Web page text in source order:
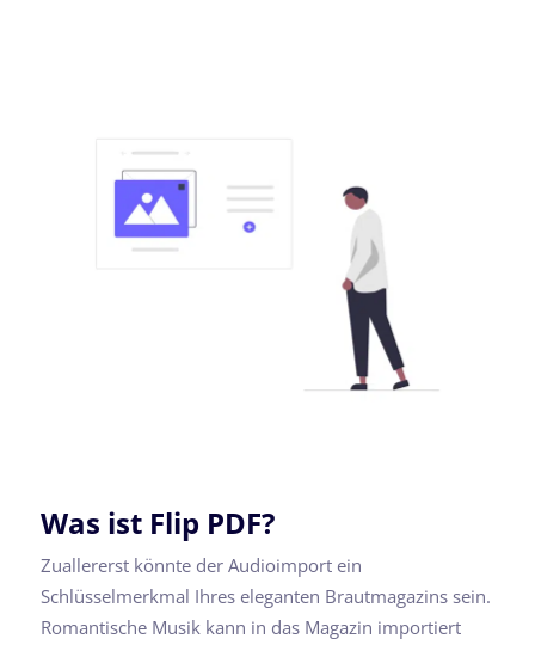
Was ist Flip PDF?
Zuallererst könnte der Audioimport ein
Schlüsselmerkmal Ihres eleganten Brautmagazins sein.
Romantische Musik kann in das Magazin importiert